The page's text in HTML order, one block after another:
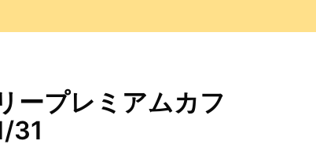
ープレミアムカフ
31